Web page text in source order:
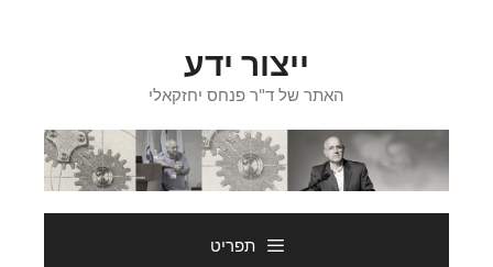
ייצור ידע
האתר של ד"ר פנחס יחזקאלי
תפריט